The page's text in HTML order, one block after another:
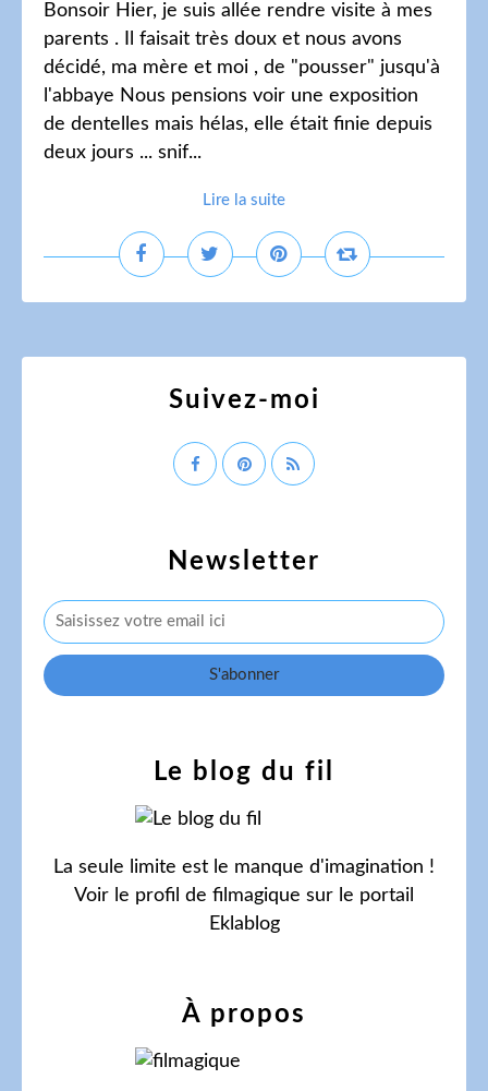
Bonsoir Hier, je suis allée rendre visite à mes
parents . Il faisait très doux et nous avons
décidé, ma mère et moi , de "pousser" jusqu'à
l'abbaye Nous pensions voir une exposition
de dentelles mais hélas, elle était finie depuis
deux jours ... snif...
Lire la suite
Newsletter
Le blog du fil
La seule limite est le manque d'imagination !
Voir le profil de filmagique sur le portail
Eklablog
Suivez-moi
À propos